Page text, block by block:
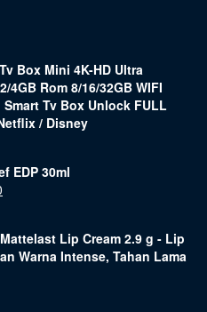
Box Mini 4K-HD Ultra
4GB Rom 8/16/32GB WIFI
Tv Box Unlock FULL
/ Disney
EDP 30ml
Lip Cream 2.9 g - Lip
Warna Intense, Tahan Lama